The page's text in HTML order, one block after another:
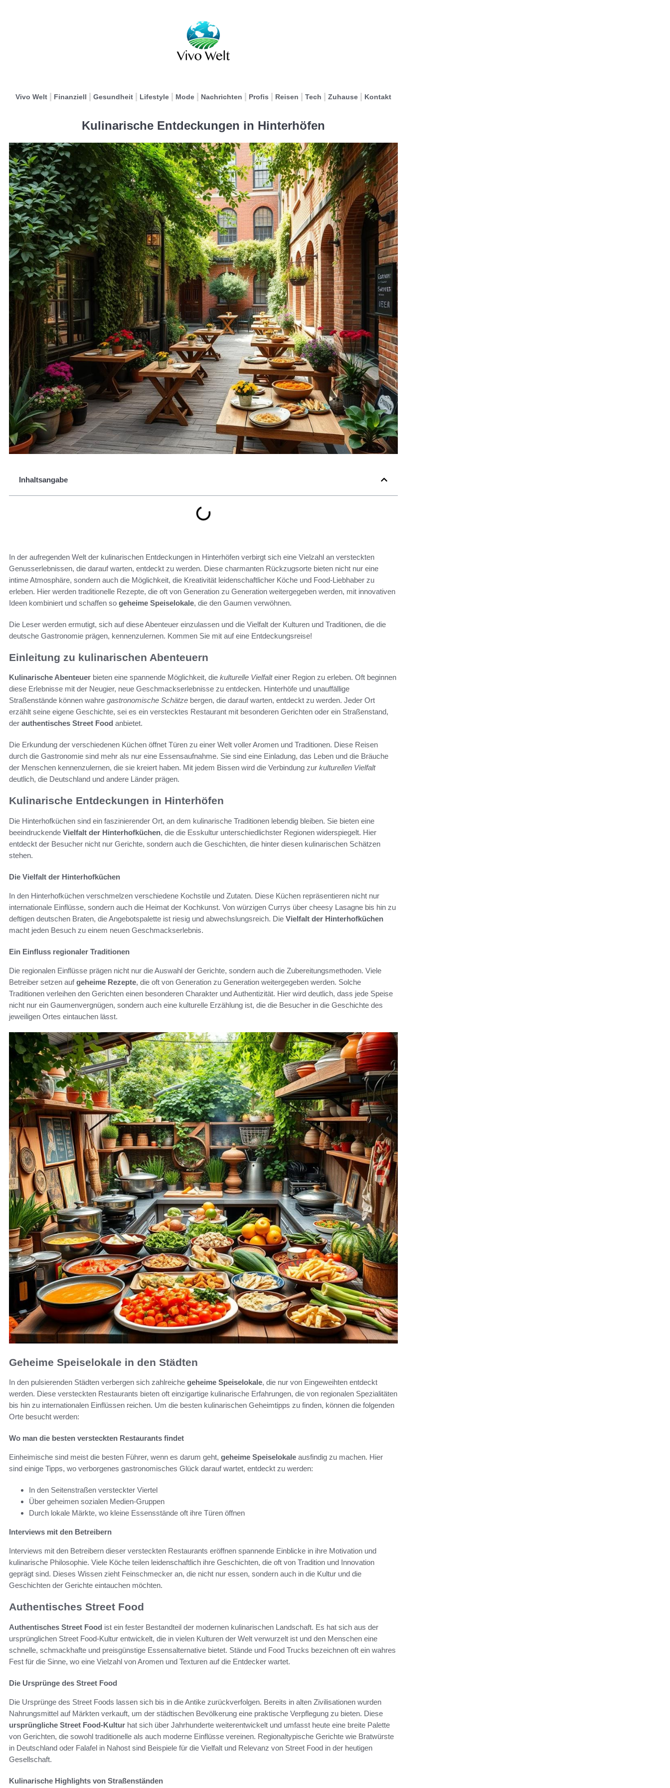
Vivo Welt Finanziell Gesundheit Lifestyle Mode Nachrichten Profis Reisen Tech Zuhause Kontakt
Kulinarische Entdeckungen in Hinterhöfen
Inhaltsangabe
In der aufregenden Welt der kulinarischen Entdeckungen in Hinterhöfen verbirgt sich eine Vielzahl an versteckten
Genusserlebnissen, die darauf warten, entdeckt zu werden. Diese charmanten Rückzugsorte bieten nicht nur eine
intime Atmosphäre, sondern auch die Möglichkeit, die Kreativität leidenschaftlicher Köche und Food-Liebhaber zu
erleben. Hier werden traditionelle Rezepte, die oft von Generation zu Generation weitergegeben werden, mit innovativen
Ideen kombiniert und schaffen so geheime Speiselokale, die den Gaumen verwöhnen.
Die Leser werden ermutigt, sich auf diese Abenteuer einzulassen und die Vielfalt der Kulturen und Traditionen, die die
deutsche Gastronomie prägen, kennenzulernen. Kommen Sie mit auf eine Entdeckungsreise!
Einleitung zu kulinarischen Abenteuern
Kulinarische Abenteuer bieten eine spannende Möglichkeit, die kulturelle Vielfalteiner Region zu erleben. Oft beginnen
diese Erlebnisse mit der Neugier, neue Geschmackserlebnisse zu entdecken. Hinterhöfe und unauffällige
Straßenstände können wahre gastronomische Schätze bergen, die darauf warten, entdeckt zu werden. Jeder Ort
erzählt seine eigene Geschichte, sei es ein verstecktes Restaurant mit besonderen Gerichten oder ein Straßenstand,
der authentisches Street Food anbietet.
Die Erkundung der verschiedenen Küchen öffnet Türen zu einer Welt voller Aromen und Traditionen. Diese Reisen
durch die Gastronomie sind mehr als nur eine Essensaufnahme. Sie sind eine Einladung, das Leben und die Bräuche
der Menschen kennenzulernen, die sie kreiert haben. Mit jedem Bissen wird die Verbindung zur kulturellen Vielfalt
deutlich, die Deutschland und andere Länder prägen.
Kulinarische Entdeckungen in Hinterhöfen
Die Hinterhofküchen sind ein faszinierender Ort, an dem kulinarische Traditionen lebendig bleiben. Sie bieten eine
beeindruckende Vielfalt der Hinterhofküchen, die die Esskultur unterschiedlichster Regionen widerspiegelt. Hier
entdeckt der Besucher nicht nur Gerichte, sondern auch die Geschichten, die hinter diesen kulinarischen Schätzen
stehen.
Die Vielfalt der Hinterhofküchen
In den Hinterhofküchen verschmelzen verschiedene Kochstile und Zutaten. Diese Küchen repräsentieren nicht nur
internationale Einflüsse, sondern auch die Heimat der Kochkunst. Von würzigen Currys über cheesy Lasagne bis hin zu
deftigen deutschen Braten, die Angebotspalette ist riesig und abwechslungsreich. Die Vielfalt der Hinterhofküchen
macht jeden Besuch zu einem neuen Geschmackserlebnis.
Ein Einfluss regionaler Traditionen
Die regionalen Einflüsse prägen nicht nur die Auswahl der Gerichte, sondern auch die Zubereitungsmethoden. Viele
Betreiber setzen aufgeheime Rezepte, die oft von Generation zu Generation weitergegeben werden. Solche
Traditionen verleihen den Gerichten einen besonderen Charakter und Authentizität. Hier wird deutlich, dass jede Speise
nicht nur ein Gaumenvergnügen, sondern auch eine kulturelle Erzählung ist, die die Besucher in die Geschichte des
jeweiligen Ortes eintauchen lässt.
Geheime Speiselokale in den Städten
In den pulsierenden Städten verbergen sich zahlreiche geheime Speiselokale, die nur von Eingeweihten entdeckt
werden. Diese versteckten Restaurants bieten oft einzigartige kulinarische Erfahrungen, die von regionalen Spezialitäten
bis hin zu internationalen Einflüssen reichen. Um die besten kulinarischen Geheimtipps zu finden, können die folgenden
Orte besucht werden:
Wo man die besten versteckten Restaurants findet
Einheimische sind meist die besten Führer, wenn es darum geht, geheime Speiselokale ausfindig zu machen. Hier
sind einige Tipps, wo verborgenes gastronomisches Glück darauf wartet, entdeckt zu werden:
In den Seitenstraßen versteckter Viertel
Über geheimen sozialen Medien-Gruppen
Durch lokale Märkte, wo kleine Essensstände oft ihre Türen öffnen
Interviews mit den Betreibern
Interviews mit den Betreibern dieser versteckten Restaurants eröffnen spannende Einblicke in ihre Motivation und
kulinarische Philosophie. Viele Köche teilen leidenschaftlich ihre Geschichten, die oft von Tradition und Innovation
geprägt sind. Dieses Wissen zieht Feinschmecker an, die nicht nur essen, sondern auch in die Kultur und die
Geschichten der Gerichte eintauchen möchten.
Authentisches Street Food
Authentisches Street Food ist ein fester Bestandteil der modernen kulinarischen Landschaft. Es hat sich aus der
ursprünglichen Street Food-Kultur entwickelt, die in vielen Kulturen der Welt verwurzelt ist und den Menschen eine
schnelle, schmackhafte und preisgünstige Essensalternative bietet. Stände und Food Trucks bezeichnen oft ein wahres
Fest für die Sinne, wo eine Vielzahl von Aromen und Texturen auf die Entdecker wartet.
Die Ursprünge des Street Food
Die Ursprünge des Street Foods lassen sich bis in die Antike zurückverfolgen. Bereits in alten Zivilisationen wurden
Nahrungsmittel auf Märkten verkauft, um der städtischen Bevölkerung eine praktische Verpflegung zu bieten. Diese
ursprüngliche Street Food-Kultur hat sich über Jahrhunderte weiterentwickelt und umfasst heute eine breite Palette
von Gerichten, die sowohl traditionelle als auch moderne Einflüsse vereinen. Regionaltypische Gerichte wie Bratwürste
in Deutschland oder Falafel in Nahost sind Beispiele für die Vielfalt und Relevanz von Street Food in der heutigen
Gesellschaft.
Kulinarische Highlights von Straßenständen